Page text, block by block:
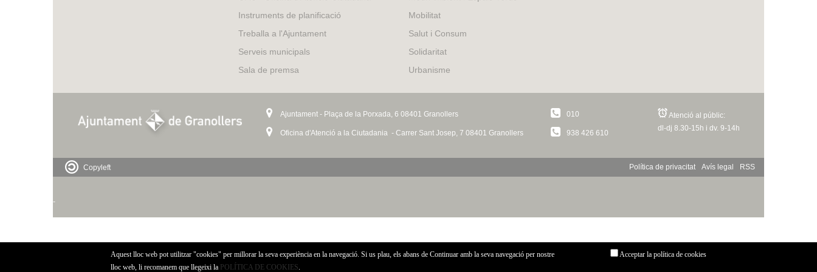
Instruments de planificació
Treballa a l'Ajuntament
Serveis municipals
Sala de premsa
Mobilitat
Salut i Consum
Solidaritat
Urbanisme
Ajuntament - Plaça de la Porxada, 6 08401 Granollers
Oficina d'Atenció a la Ciutadania - Carrer Sant Josep, 7 08401 Granollers
010
938 426 610
Atenció al públic:
dl-dj 8.30-15h i dv. 9-14h
Política de privacitat Avís legal RSS
Copyleft
-
Aquest lloc web pot utilitzar "cookies" per millorar la seva experiència en la navegació. Si us plau, els abans de Continuar amb la seva navegació per nostre
lloc web, li recomanem que llegeixi la POLÍTICA DE COOKIES.
Acceptar la política de cookies